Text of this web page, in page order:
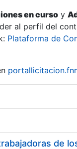
en curso y
al perfil del
Plataforma de